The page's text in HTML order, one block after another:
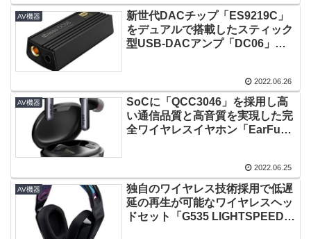
AV機器
新世代DACチップ「ES9219C」
をデュアルで搭載したスティック
型USB-DACアンプ「DC06」登
2022.06.26
AV機器
SoCに「QCC3046」を採用し高
い通信品質と高音質を実現した完
全ワイヤレスイヤホン「EarFun
2022.06.25
AV機器
独自のワイヤレス技術採用で低遅
延の再生が可能なワイヤレスヘッ
ドセット「G535 LIGHTSPEED